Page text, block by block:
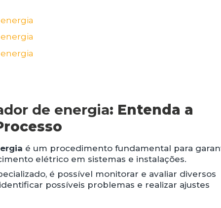
de energia: Entenda a
é um procedimento fundamental para
elétrico em sistemas e instalações.
é possível monitorar e avaliar diversos
possíveis problemas e realizar ajustes